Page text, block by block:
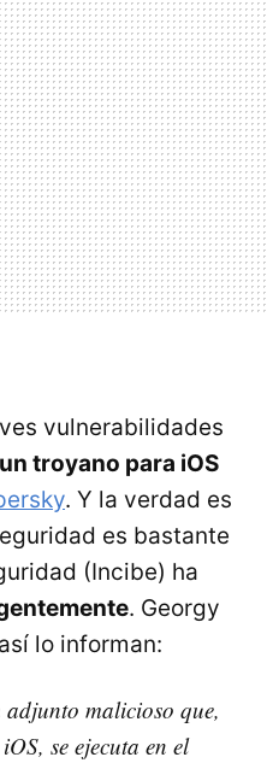
vulnerabilidades
troyano para iOS
. Y la verdad es
es bastante
(Incibe) ha
. Georgy
lo informan:
malicioso que,
se ejecuta en el